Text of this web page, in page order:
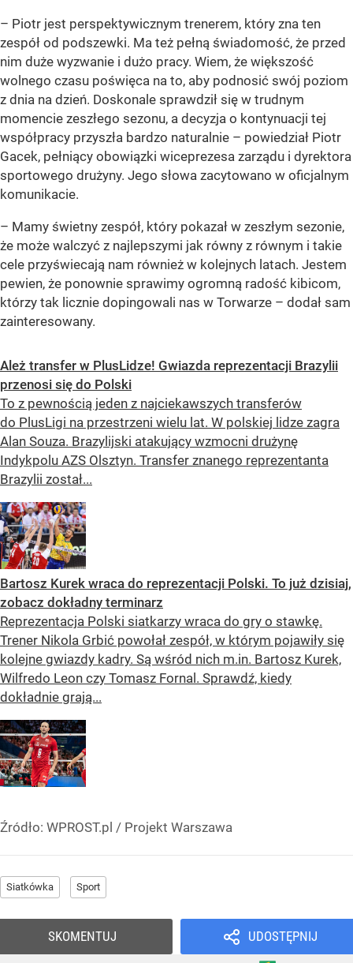
– Piotr jest perspektywicznym trenerem, który zna ten
zespół od podszewki. Ma też pełną świadomość, że przed
nim duże wyzwanie i dużo pracy. Wiem, że większość
wolnego czasu poświęca na to, aby podnosić swój poziom
z dnia na dzień. Doskonale sprawdził się w trudnym
momencie zeszłego sezonu, a decyzja o kontynuacji tej
współpracy przyszła bardzo naturalnie – powiedział Piotr
Gacek, pełniący obowiązki wiceprezesa zarządu i dyrektora
sportowego drużyny. Jego słowa zacytowano w oficjalnym
komunikacie.
– Mamy świetny zespół, który pokazał w zeszłym sezonie,
że może walczyć z najlepszymi jak równy z równym i takie
cele przyświecają nam również w kolejnych latach. Jestem
pewien, że ponownie sprawimy ogromną radość kibicom,
którzy tak licznie dopingowali nas w Torwarze – dodał sam
zainteresowany.
Ależ transfer w PlusLidze! Gwiazda reprezentacji Brazylii
przenosi się do Polski
To z pewnością jeden z najciekawszych transferów
do PlusLigi na przestrzeni wielu lat. W polskiej lidze zagra
Alan Souza. Brazylijski atakujący wzmocni drużynę
Indykpolu AZS Olsztyn. Transfer znanego reprezentanta
Brazylii został...
Bartosz Kurek wraca do reprezentacji Polski. To już dzisiaj,
zobacz dokładny terminarz
Reprezentacja Polski siatkarzy wraca do gry o stawkę.
Trener Nikola Grbić powołał zespół, w którym pojawiły się
kolejne gwiazdy kadry. Są wśród nich m.in. Bartosz Kurek,
Wilfredo Leon czy Tomasz Fornal. Sprawdź, kiedy
dokładnie grają...
Źródło: WPROST.pl / Projekt Warszawa
Siatkówka Sport
UDOSTĘPNIJ
SKOMENTUJ